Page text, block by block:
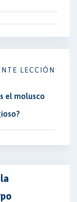
LECCIÓN
el molusco